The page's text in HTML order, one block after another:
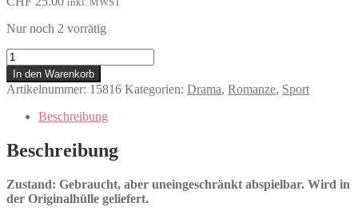
Nur noch 2 vorrätig
Monsterthursday
-
Wellenlängen
Menge
In den Warenkorb
Artikelnummer: 15816 Kategorien: Drama, Romanze, Sport
Beschreibung
Beschreibung
Zustand: Gebraucht, aber uneingeschränkt abspielbar. Wird in
der Originalhülle geliefert.